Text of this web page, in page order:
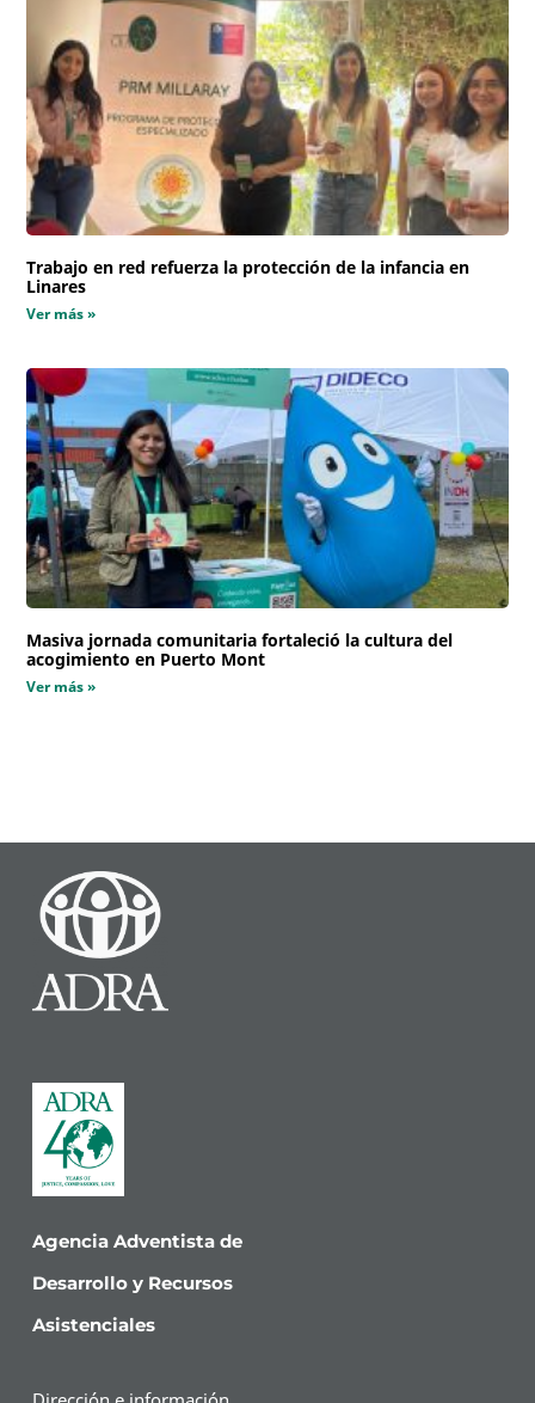
Trabajo en red refuerza la protección de la infancia en
Linares
Ver más »
Masiva jornada comunitaria fortaleció la cultura del
acogimiento en Puerto Mont
Ver más »
Agencia Adventista de
Desarrollo y Recursos
Asistenciales